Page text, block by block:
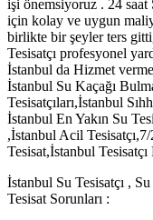
işi önemsiyoruz . 24
için kolay ve uygun
birlikte bir şeyler ters
Tesisatçı profesyonel
İstanbul da Hizmet
İstanbul Su Kaçağı
Tesisatçıları,İstanbul
İstanbul En Yakın Su
,İstanbul Acil
Tesisat,İstanbul Tesisatçı
İstanbul Su Tesisatçı ,
Tesisat Sorunları :